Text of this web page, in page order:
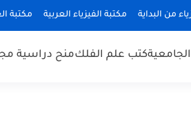
من البداية مكتبة الفيزياء العربية مكتبة
الجامعيةكتب علم الفلكمنح دراسية